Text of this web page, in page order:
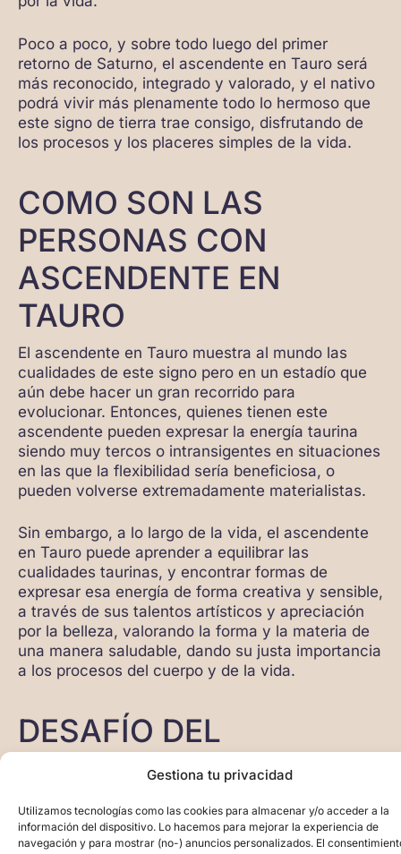
Gestiona tu privacidad
Utilizamos tecnologías como las cookies para almacenar y/o acceder a la
información del dispositivo. Lo hacemos para mejorar la experiencia de
navegación y para mostrar (no-) anuncios personalizados. El
Poco a poco, y sobre todo luego del primer
retorno de Saturno, el ascendente en Tauro será
más reconocido, integrado y valorado, y el nativo
podrá vivir más plenamente todo lo hermoso que
este signo de tierra trae consigo, disfrutando de
los procesos y los placeres simples de la vida.
COMO SON LAS
PERSONAS CON
ASCENDENTE EN
TAURO
El ascendente en Tauro muestra al mundo las
cualidades de este signo pero en un estadío que
aún debe hacer un gran recorrido para
evolucionar. Entonces, quienes tienen este
ascendente pueden expresar la energía taurina
siendo muy tercos o intransigentes en situaciones
en las que la flexibilidad sería beneficiosa, o
pueden volverse extremadamente materialistas.
Sin embargo, a lo largo de la vida, el ascendente
en Tauro puede aprender a equilibrar las
cualidades taurinas, y encontrar formas de
expresar esa energía de forma creativa y sensible,
a través de sus talentos artísticos y apreciación
por la belleza, valorando la forma y la materia de
una manera saludable, dando su justa importancia
a los procesos del cuerpo y de la vida.
DESAFÍO DEL
ASCENDENTE EN
TAURO
Al tener Aries en casa 12 (lo que en astrología